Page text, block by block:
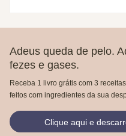
Adeus queda de pelo.
fezes e gases.
Receba 1 livro grátis com 3
feitos com ingredientes da sua
Clique aqui e